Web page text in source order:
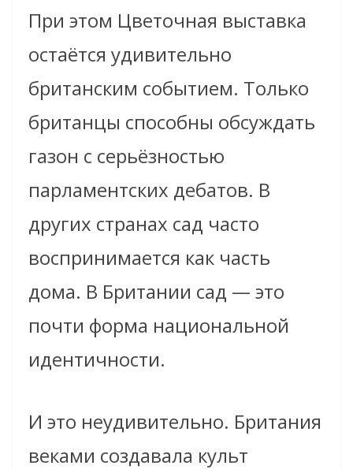
При этом Цветочная выставка
остаётся удивительно
британским событием. Только
британцы способны обсуждать
газон с серьёзностью
парламентских дебатов. В
других странах сад часто
воспринимается как часть
дома. В Британии сад — это
почти форма национальной
идентичности.
И это неудивительно. Британия
веками создавала культ